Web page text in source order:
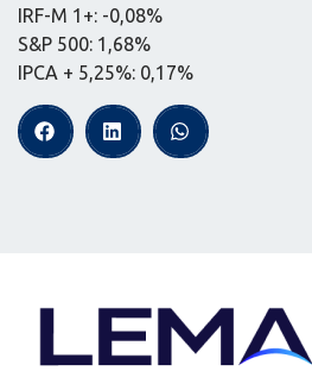
IRF-M 1+: -0,08%
S&P 500: 1,68%
IPCA + 5,25%: 0,17%